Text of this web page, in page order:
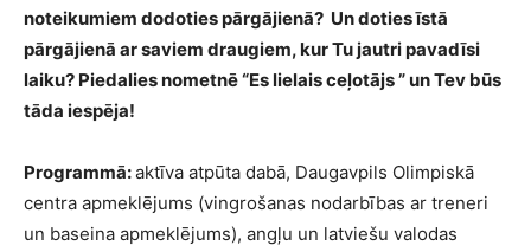
noteikumiem dodoties pārgājienā? Un doties īstā
pārgājienā ar saviem draugiem, kur Tu jautri pavadīsi
laiku? Piedalies nometnē “Es lielais ceļotājs ” un Tev būs
tāda iespēja!
Programmā:aktīva atpūta dabā, Daugavpils Olimpiskā
centra apmeklējums (vingrošanas nodarbības ar treneri
un baseina apmeklējums), angļu un latviešu valodas